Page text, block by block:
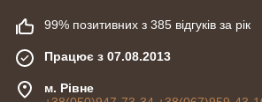
99% позитивних з 385 відгуків за рік
Працює з 07.08.2013
м. Рівне